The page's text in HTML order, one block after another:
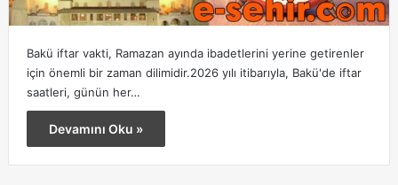
Bakü iftar vakti, Ramazan ayında ibadetlerini yerine getirenler
için önemli bir zaman dilimidir.2026 yılı itibarıyla, Bakü'de iftar
saatleri, günün her…
Devamını Oku »